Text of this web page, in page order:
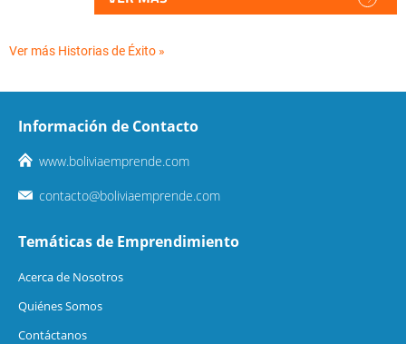
Ver más Historias de Éxito »
Información de Contacto
www.boliviaemprende.com
contacto@boliviaemprende.com
Temáticas de Emprendimiento
Acerca de Nosotros
Quiénes Somos
Contáctanos